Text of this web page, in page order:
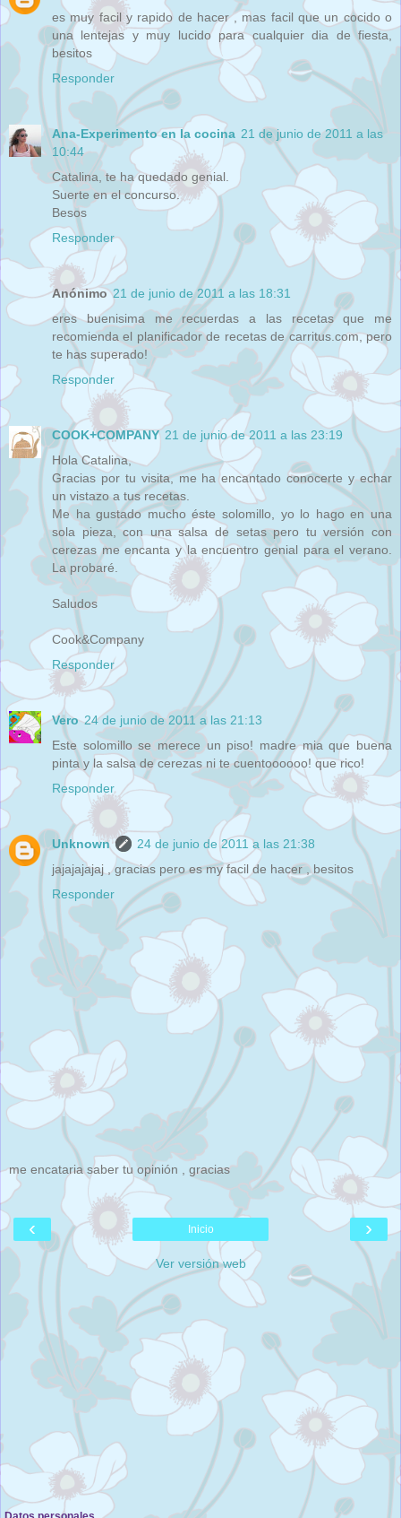
es muy facil y rapido de hacer , mas facil que un cocido o
una lentejas y muy lucido para cualquier dia de fiesta,
besitos
Responder
Ana-Experimento en la cocina 21 de junio de 2011 a las
10:44
Catalina, te ha quedado genial.
Suerte en el concurso.
Besos
Responder
Anónimo 21 de junio de 2011 a las 18:31
eres buenisima me recuerdas a las recetas que me
recomienda el planificador de recetas de carritus.com, pero
te has superado!
Responder
COOK+COMPANY 21 de junio de 2011 a las 23:19
Hola Catalina,
Gracias por tu visita, me ha encantado conocerte y echar
un vistazo a tus recetas.
Me ha gustado mucho éste solomillo, yo lo hago en una
sola pieza, con una salsa de setas pero tu versión con
cerezas me encanta y la encuentro genial para el verano.
La probaré.
Saludos
Cook&Company
Responder
Vero 24 de junio de 2011 a las 21:13
Este solomillo se merece un piso! madre mia que buena
pinta y la salsa de cerezas ni te cuentoooooo! que rico!
Responder
Unknown
24 de junio de 2011 a las 21:38
jajajajajaj , gracias pero es my facil de hacer , besitos
Responder
me encataria saber tu opinión , gracias
‹ ›
Inicio
Ver versión web